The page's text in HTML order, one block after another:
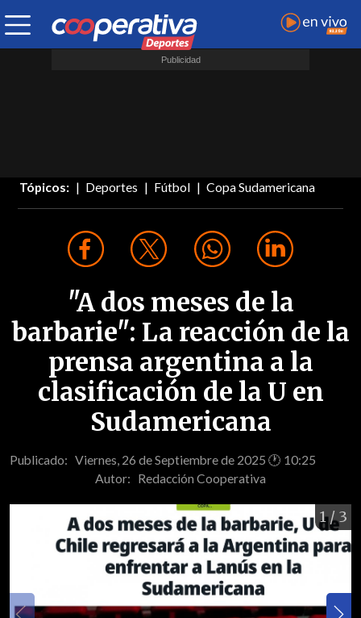
Tópicos: Deportes Fútbol Copa Sudamericana
"A dos meses de la
barbarie": La reacción de la
prensa argentina a la
clasificación de la U en
Sudamericana
Publicado: Viernes, 26 de Septiembre de 2025 🕐 10:25
Autor: Redacción Cooperativa
1/ 3